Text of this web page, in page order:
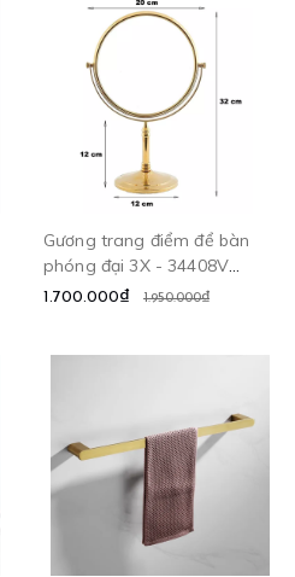
Gương trang điểm để bàn
phóng đại 3X - 34408V
CLEANMAX
1.700.000₫ 1.950.000₫